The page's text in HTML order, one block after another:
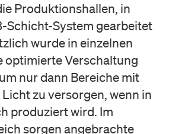
Produktionshallen, in
Schicht-System gearbeitet
wurde in einzelnen
optimierte Verschaltung
nur dann Bereiche mit
zu versorgen, wenn in
produziert wird. Im
sorgen angebrachte